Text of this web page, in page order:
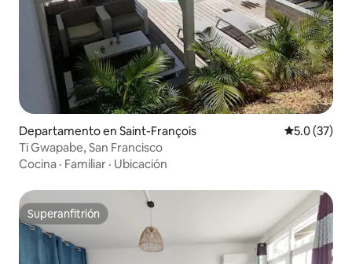
Departamento en Saint-François Calificación
5.0 (37)
Ti Gwapabe, San Francisco
Cocina · Familiar · Ubicación
Superanfitrión
Superanfitrión